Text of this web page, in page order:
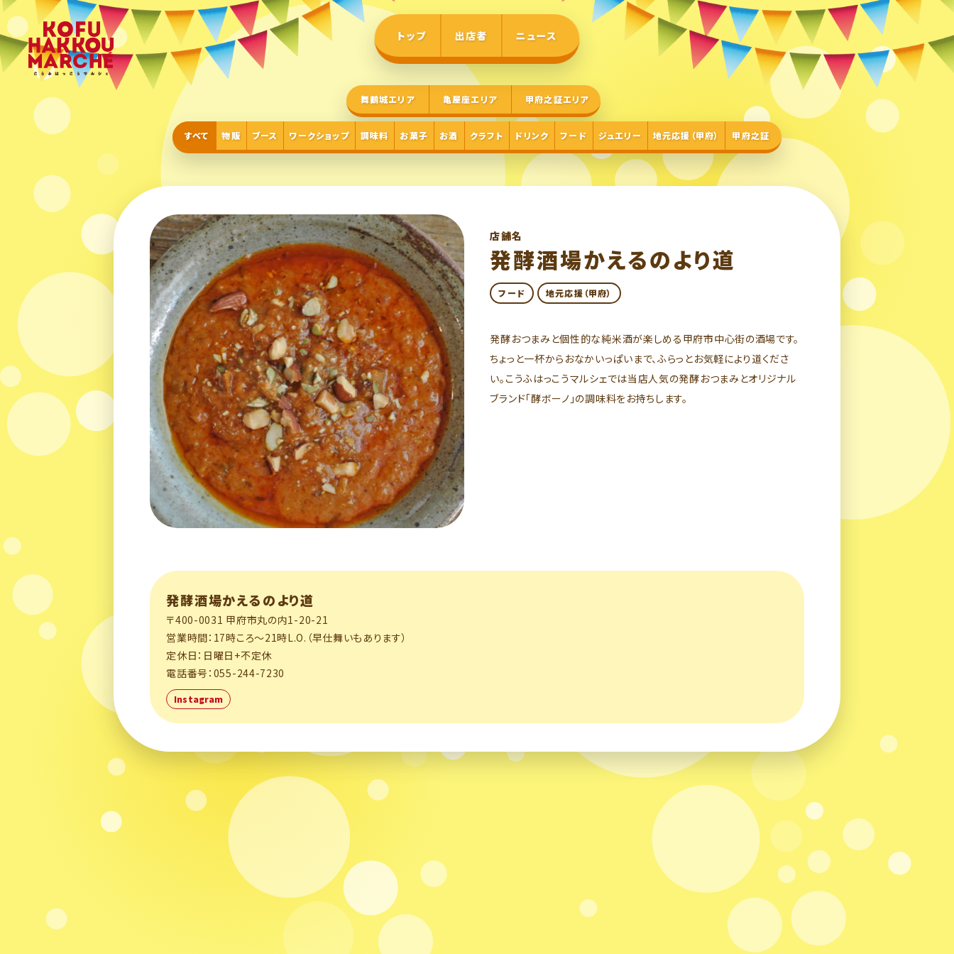
トップ 出店者 ニュース
舞鶴城エリア 亀屋座エリア 甲府之証エリア
すべて 物販 ブース ワークショップ 調味料 お菓子 お酒 クラフト ドリンク フード ジュエリー 地元応援（甲府） 甲府之証
店舗名
発酵酒場かえるのより道
フード 地元応援（甲府）
発酵おつまみと個性的な純米酒が楽しめる甲府市中心街の酒場です。
ちょっと一杯からおなかいっぱいまで、ふらっとお気軽により道くださ
い。こうふはっこうマルシェでは当店人気の発酵おつまみとオリジナル
ブランド「酵ボーノ」の調味料をお持ちします。
発酵酒場かえるのより道
〒400-0031 甲府市丸の内1-20-21
営業時間：17時ころ〜21時L.O.（早仕舞いもあります）
定休日：日曜日+不定休
電話番号：055-244-7230
Instagram